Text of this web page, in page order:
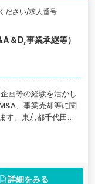
ださい/求人番号
＆D,事業承継等）
画等の経験を活かし
、事業売却等に関
す。東京都千代田区
詳細をみる